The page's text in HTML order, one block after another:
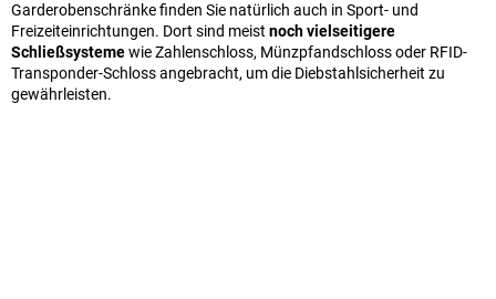
Garderobenschränke finden Sie natürlich auch in Sport- und
Freizeiteinrichtungen. Dort sind meist noch vielseitigere
Schließsystemewie Zahlenschloss, Münzpfandschloss oder RFID-
Transponder-Schloss angebracht, um die Diebstahlsicherheit zu
gewährleisten.